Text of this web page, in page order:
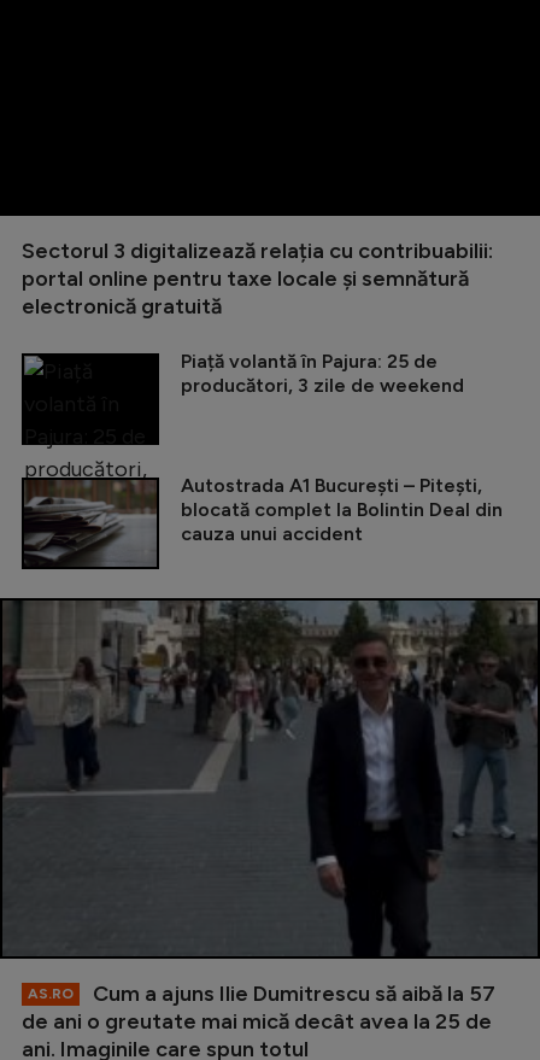
Sectorul 3 digitalizează relația cu contribuabilii:
portal online pentru taxe locale și semnătură
electronică gratuită
Piață volantă în Pajura: 25 de
producători, 3 zile de weekend
Autostrada A1 București – Pitești,
blocată complet la Bolintin Deal din
cauza unui accident
AS.RO
Cum a ajuns Ilie Dumitrescu să aibă la 57
de ani o greutate mai mică decât avea la 25 de
ani. Imaginile care spun totul